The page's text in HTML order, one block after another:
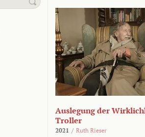
Auslegung der
Troller
2021 / Ruth Rieser